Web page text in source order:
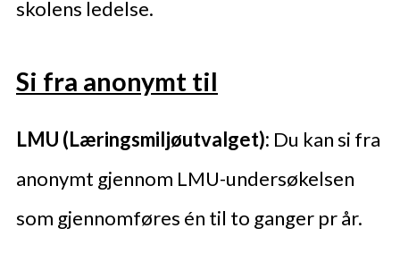
skolens ledelse.
Si fra anonymt til
LMU (Læringsmiljøutvalget): Du kan si fra
anonymt gjennom LMU-undersøkelsen
som gjennomføres én til to ganger pr år.